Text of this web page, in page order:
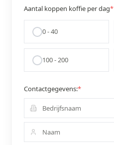
Aantal koppen koffie per dag*
0 - 40
100 - 200
Contactgegevens:*